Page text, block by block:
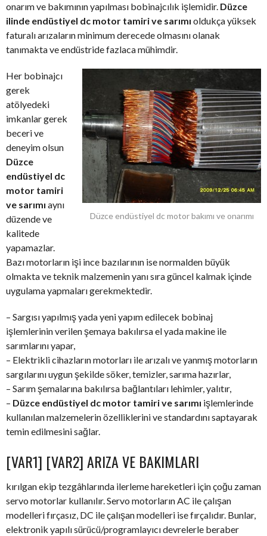
onarım ve bakımının yapılması bobinajcılık işlemidir. Düzce
ilinde endüstiyel dc motor tamiri ve sarımı oldukça yüksek
faturalı arızaların minimum derecede olmasını olanak
tanımakta ve endüstride fazlaca mühimdir.
Düzce endüstiyel dc motor bakımı ve onarımı
Her bobinajcı
gerek
atölyedeki
imkanlar gerek
beceri ve
deneyim olsun
Düzce
endüstiyel dc
motor tamiri
ve sarımı aynı
düzende ve
kalitede
yapamazlar.
Bazı motorların işi ince bazılarının ise normalden büyük
olmakta ve teknik malzemenin yanı sıra güncel kalmak içinde
uygulama yapmaları gerekmektedir.
– Sargısı yapılmış yada yeni yapım edilecek bobinaj
işlemlerinin verilen şemaya bakılırsa el yada makine ile
sarımlarını yapar,
– Elektrikli cihazların motorları ile arızalı ve yanmış motorların
sargılarını uygun şekilde söker, temizler, sarıma hazırlar,
– Sarım şemalarına bakılırsa bağlantıları lehimler, yalıtır,
– Düzce endüstiyel dc motor tamiri ve sarımı işlemlerinde
kullanılan malzemelerin özelliklerini ve standardını saptayarak
temin edilmesini sağlar.
[VAR1] [VAR2] ARIZA VE BAKIMLARI
kırılgan ekip tezgâhlarında ilerleme hareketleri için çoğu zaman
servo motorlar kullanılır. Servo motorların AC ile çalışan
modelleri fırçasız, DC ile çalışan modelleri ise fırçalıdır. Bunlar,
elektronik yapılı sürücü/programlayıcı devrelerle beraber